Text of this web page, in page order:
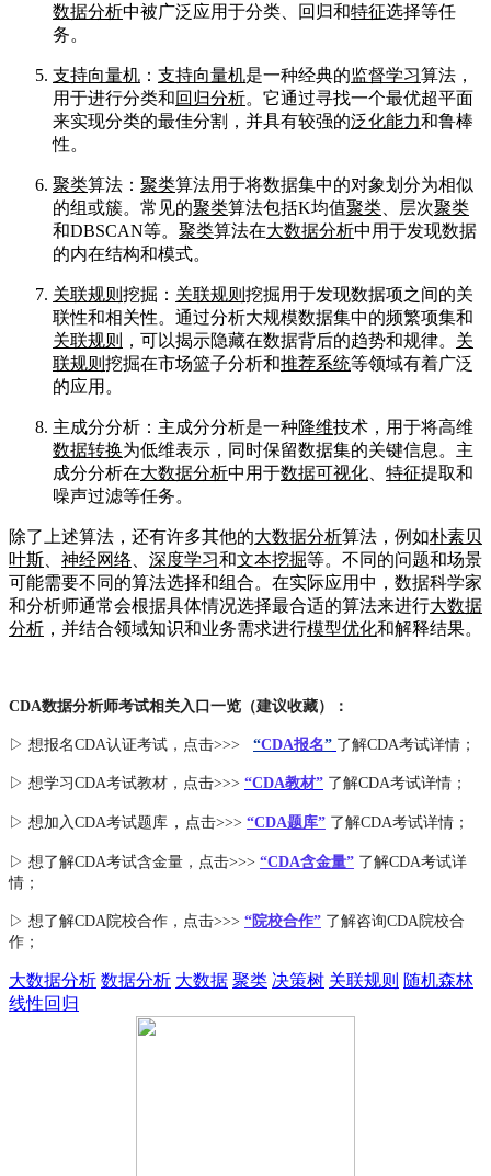
数据分析中被广泛应用于分类、回归和特征选择等任
务。
支持向量机 ： 支持向量机是一种经典的监督学习算法，
用于进行分类和回归分析。它通过寻找一个最优超平面
来实现分类的最佳分割，并具有较强的泛化能力和鲁棒
性。
聚类算法： 聚类算法用于将数据集中的对象划分为相似
的组或簇。常见的聚类算法包括K均值聚类 、层次聚类
和DBSCAN等。 聚类算法在大数据分析中用于发现数据
的内在结构和模式。
关联规则 挖掘： 关联规则 挖掘用于发现数据项之间的关
联性和相关性。通过分析大规模数据集中的频繁项集和
关联规则
，可以揭示隐藏在数据背后的趋势和规律。 关
联规则 挖掘在市场篮子分析和推荐系统等领域有着广泛
的应用。
主成分分析：主成分分析是一种降维技术，用于将高维
数据转换为低维表示，同时保留数据集的关键信息。主
成分分析在大数据分析中用于数据可视化 特征提取和
噪声过滤等任务。
除了上述算法，还有许多其他的大数据分析算法，例如朴素贝
叶斯
神经网络 深度学习和文本挖掘等。不同的问题和场景
可能需要不同的算法选择和组合。在实际应用中，数据科学家
和分析师通常会根据具体情况选择最合适的算法来进行大数据
分析 ，并结合领域知识和业务需求进行模型优化和解释结果。
CDA数据分析师考试相关入口一览（建议收藏）：
▷ 想报名CDA认证考试，点击>>> “CDA报名” 了解CDA考试详情；
▷ 想学习CDA考试教材，点击>>> “CDA教材” 了解CDA考试详情；
▷ 想加入CDA考试题库 ， 点击>>> “CDA题库” 了解CDA考试详情；
▷ 想了解CDA考试含金量 ，点击>>> “CDA含金量” 了解CDA考试详
情；
▷ 想了解CDA院校合作 ，点击>>> “院校合作” 了解咨询CDA院校合
作；
大数据分析 数据分析 大数据 聚类 决策树 关联规则 随机森林
线性回归